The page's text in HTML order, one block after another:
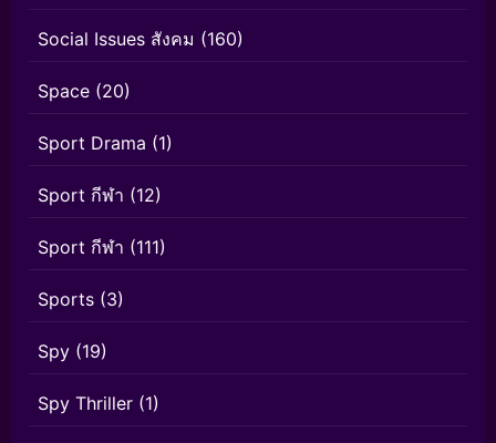
Social Issues สังคม (160)
Space (20)
Sport Drama (1)
Sport กีฬา (12)
Sport กีฬา (111)
Sports (3)
Spy (19)
Spy Thriller (1)